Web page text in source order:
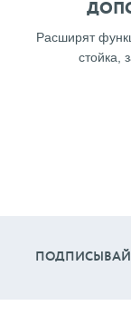
Расширят
стойка,